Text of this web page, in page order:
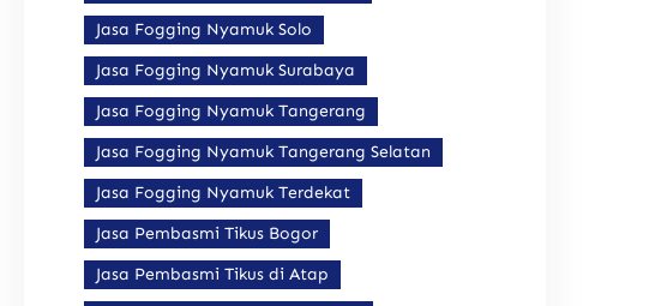
Jasa Fogging Nyamuk Solo
Jasa Fogging Nyamuk Surabaya
Jasa Fogging Nyamuk Tangerang
Jasa Fogging Nyamuk Tangerang Selatan
Jasa Fogging Nyamuk Terdekat
Jasa Pembasmi Tikus Bogor
Jasa Pembasmi Tikus di Atap